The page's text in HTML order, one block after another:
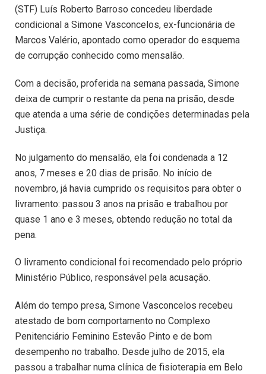
(STF) Luís Roberto Barroso concedeu liberdade
condicional a Simone Vasconcelos, ex-funcionária de
Marcos Valério, apontado como operador do esquema
de corrupção conhecido como mensalão.
Com a decisão, proferida na semana passada, Simone
deixa de cumprir o restante da pena na prisão, desde
que atenda a uma série de condições determinadas pela
Justiça.
No julgamento do mensalão, ela foi condenada a 12
anos, 7 meses e 20 dias de prisão. No início de
novembro, já havia cumprido os requisitos para obter o
livramento: passou 3 anos na prisão e trabalhou por
quase 1 ano e 3 meses, obtendo redução no total da
pena.
O livramento condicional foi recomendado pelo próprio
Ministério Público, responsável pela acusação.
Além do tempo presa, Simone Vasconcelos recebeu
atestado de bom comportamento no Complexo
Penitenciário Feminino Estevão Pinto e de bom
desempenho no trabalho. Desde julho de 2015, ela
passou a trabalhar numa clínica de fisioterapia em Belo